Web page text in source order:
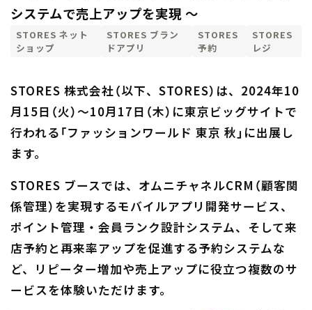
システムで売上アップを実現 〜
STORES ネット
ショップ
STORES ブラン
ドアプリ
STORES
予約
STORES
レジ
STORES 株式会社（以下、STORES）は、2024年10
月15日（火）〜10月17日（木）に東京ビッグサイトで
行われる「ファッションワールド 東京 秋」に出展し
ます。
STORES ブースでは、オムニチャネルCRM（顧客関
係管理）を実現するモバイルアプリ開発サービス、
ポイント管理・会員ランク設計システム、そして来
店予約と再来率アップを促進する予約システムな
ど、リピーター増加や売上アップに役立つ複数のサ
ービスを体験いただけます。